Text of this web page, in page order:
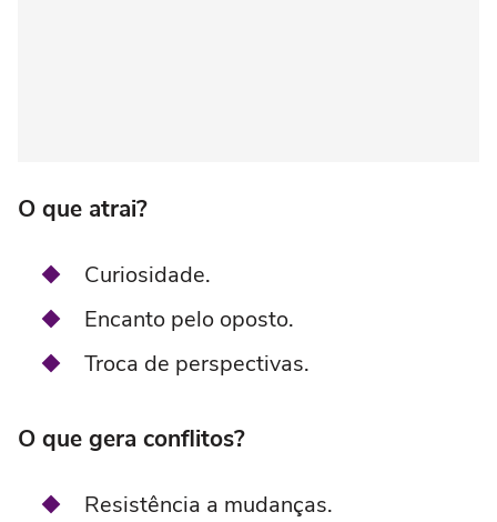
O que atrai?
Curiosidade.
Encanto pelo oposto.
Troca de perspectivas.
O que gera conflitos?
Resistência a mudanças.